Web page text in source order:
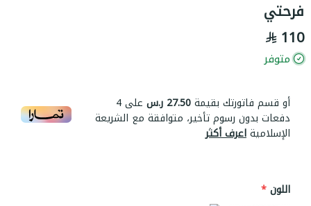
فرحتي
110
متوفر
أو قسم فاتورتك بقيمة27.50 ر.س على4
دفعات بدون رسوم تأخير، متوافقة مع الشريعة
الإسلاميةاعرف أكثر
اللون*